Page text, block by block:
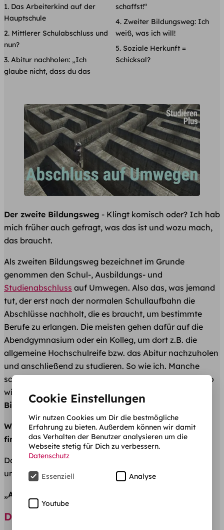
Das Arbeiterkind auf der
Hauptschule
Mittlerer Schulabschluss und
nun?
Abitur nachholen: „Ich
glaube nicht, dass du das
schaffst!“
Zweiter Bildungsweg: Ich
weiß, was ich will!
Soziale Herkunft =
Schicksal?
Der zweite Bildungsweg - Klingt komisch oder? Ich hab
mich früher auch gefragt, was das ist und wozu mach,
das braucht.
Als zweiten Bildungsweg bezeichnet im Grunde
genommen den Schul-, Ausbildungs- und
Studienabschluss auf Umwegen. Also das, was jemand
tut, der erst nach der normalen Schullaufbahn die
Abschlüsse nachholt, die es braucht, um bestimmte
Berufe zu erlangen. Die meisten gehen dafür auf die
Abendgymnasium oder ein Kolleg, um dort z.B. die
allgemeine Hochschulreife bzw. das Abitur nachzuholen
und anschließend zu studieren. So wie ich. Manche
schaffen aber auch den Weg an die
so
wie z.B. Mathias. Das nennt sich dann übrigens
Bildungsweg😉
Wer etwas will, findet Wege.Wer etwas nicht will,
findet Gründe.
Das ist die Geschichte meines zweiten Bildungswegs
und warum ich es immer wieder so machen würde.
„Aha, auf der Hauptschule bist du? Naja.“
Das Arbeiterkind auf der Hauptschule
Cookie Einstellungen
Wir nutzen Cookies um Dir die bestmögliche
Erfahrung zu bieten. Außerdem können wir damit
das Verhalten der Benutzer analysieren um die
Webseite stetig für Dich zu verbessern.
Datenschutz
Essenziell Analyse
Youtube